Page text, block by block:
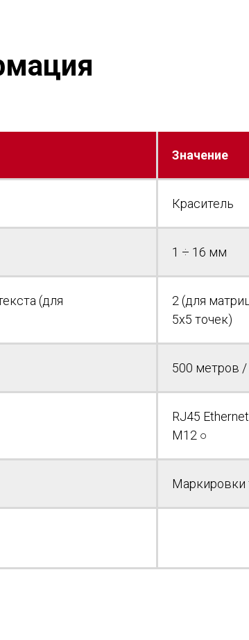
Значение
Краситель
1 ÷ 16 мм
(для
2 (для
5x5 точек)
500 метров
RJ45
M12 ○
Маркировки